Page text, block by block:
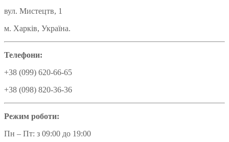
вул. Мистецтв, 1
м. Харків, Україна.
Телефони:
+38 (099) 620-66-65
+38 (098) 820-36-36
Режим роботи:
Пн – Пт: з 09:00 до 19:00